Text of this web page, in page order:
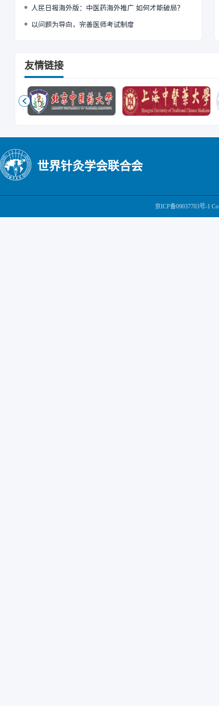
人民日报海外版：中医药海外推广 如何才能破局？
以问题为导向，完善医师考试制度
友情链接
世界针灸学会联合会
京ICP备09037703号-1